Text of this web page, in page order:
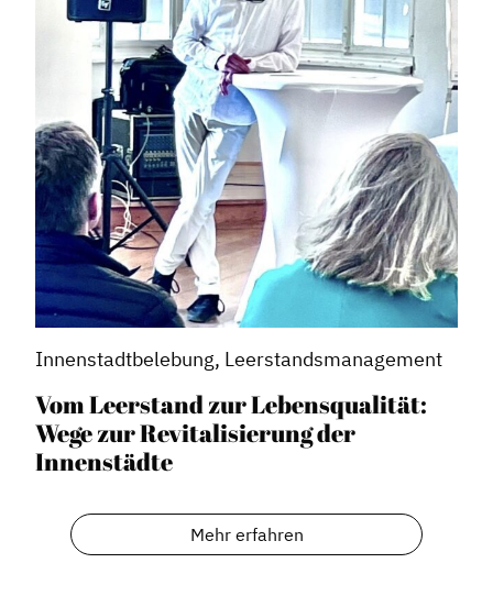
Innenstadtbelebung, Leerstandsmanagement
Vom Leerstand zur Lebensqualität:
Wege zur Revitalisierung der
Innenstädte
Mehr erfahren